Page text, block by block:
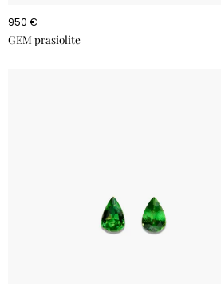
GEM prasiolite
950 €